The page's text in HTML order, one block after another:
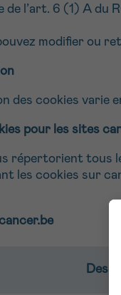
l’art. 6 (1) A du
modifier ou
des cookies
pour les sites
répertorient tous
les cookies sur